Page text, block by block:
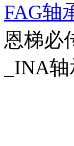
FAG轴
恩梯必
_INA